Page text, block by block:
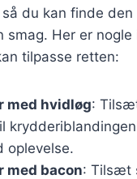
du kan finde
smag. Her er nogle
tilpasse retten:
med hvidløg:
oplevelse.
med bacon: Tilsæt